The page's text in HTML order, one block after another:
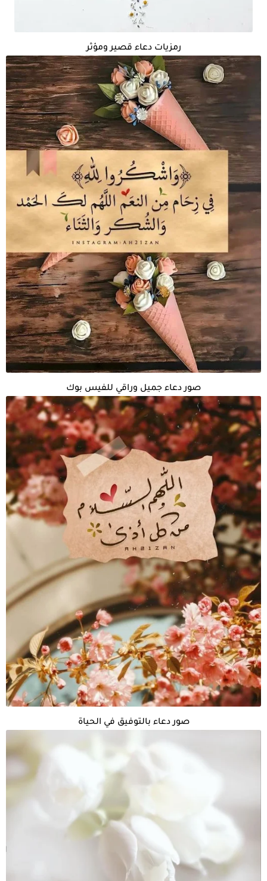
رمزيات دعاء قصير ومؤثر
صور دعاء جميل وراقي للفيس بوك
صور دعاء بالتوفيق في الحياة